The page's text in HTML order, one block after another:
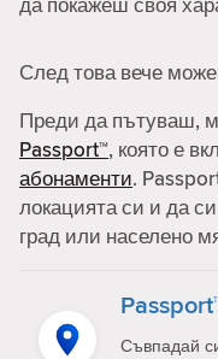
След това вече
Преди да пътуваш,
Passport™, която е
абонаменти.
локацията си и да
град или населено
Съвпадай